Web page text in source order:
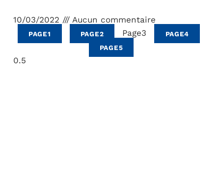
10/03/2022 Aucun commentaire
PAGE1 PAGE2 Page3 PAGE4
PAGE5